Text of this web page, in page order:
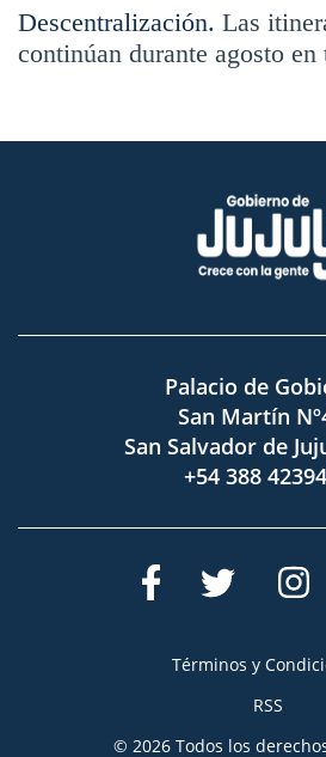
Descentralización. Las
continúan durante agosto
Palacio de
San Martín
San Salvador de
+54 388
Términos y
RSS
© 2026 Todos los